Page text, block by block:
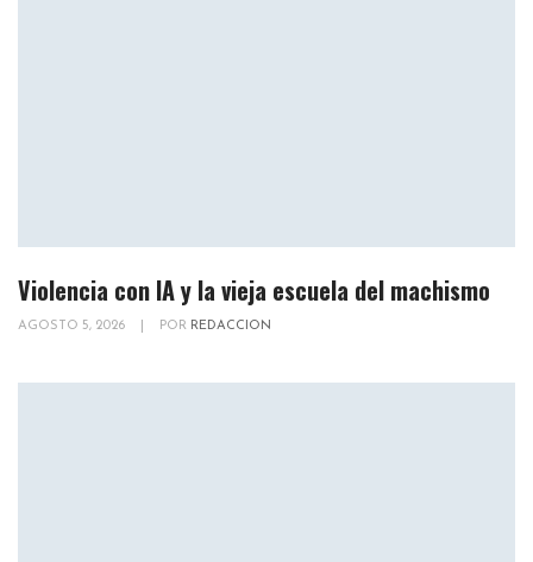
Violencia con IA y la vieja escuela del machismo
AGOSTO 5, 2026 POR REDACCION